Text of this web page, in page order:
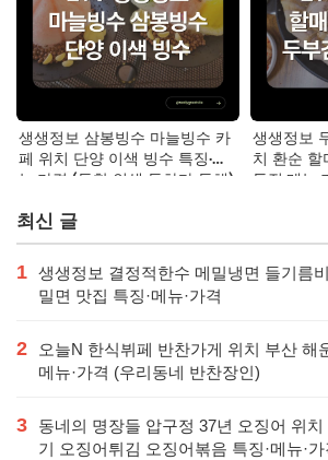
생생정보 삼봉빙수 마늘빙수 카
페 위치 단양 이색 빙수 특징·메
뉴·가격 (독한 인생 독하다 독해)
생생정보
치 환순 할
특징·메뉴
최신 글
1 생생정보 결정적한수 메밀냉면 들기름
밀면 맛집 특징·메뉴·가격
2
오늘N 한식뷔페 반찬가게 위치 부산 해
메뉴·가격 (우리동네 반찬장인)
3
동네의 명장들 압구정 37년 오징어 위
기 오징어튀김 오징어볶음 특징·메뉴·가